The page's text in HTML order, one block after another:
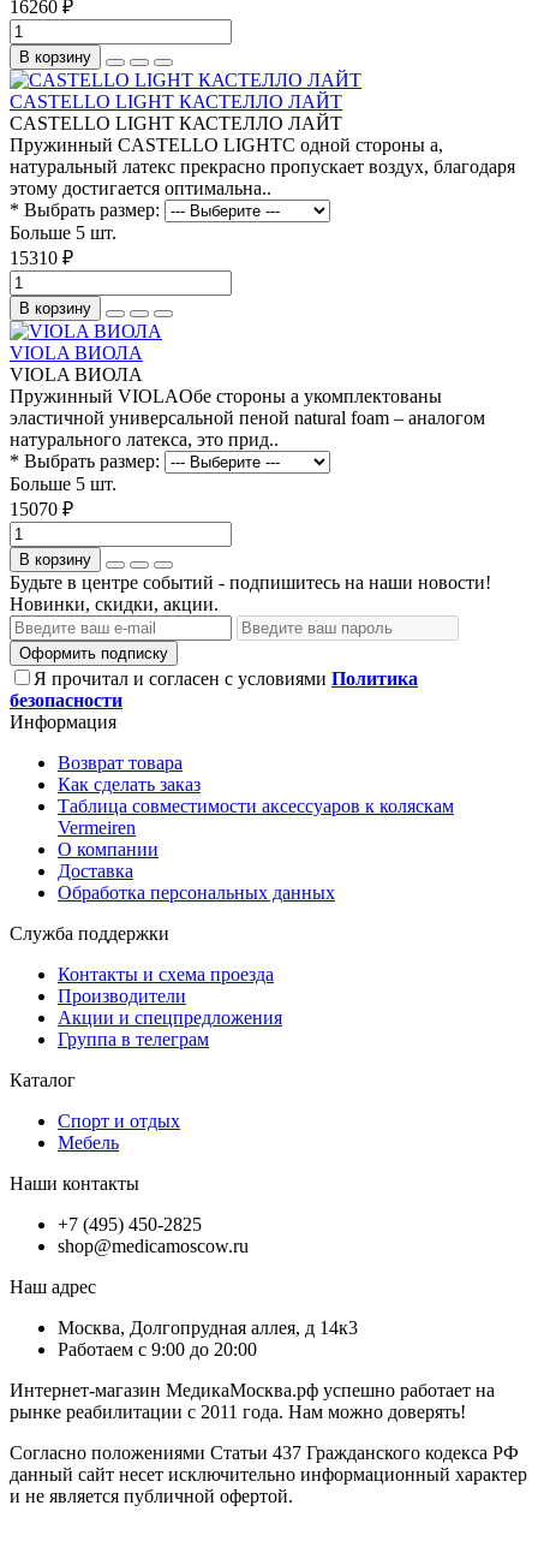
16260 ₽
В корзину
CASTELLO LIGHT КАСТЕЛЛО ЛАЙТ
CASTELLO LIGHT КАСТЕЛЛО ЛАЙТ
Пружинный CASTELLO LIGHTС одной стороны а,
натуральный латекс прекрасно пропускает воздух, благодаря
этому достигается оптимальна..
* Выбрать размер:
Больше 5 шт.
15310 ₽
В корзину
VIOLA ВИОЛА
VIOLA ВИОЛА
Пружинный VIOLAОбе стороны а укомплектованы
эластичной универсальной пеной natural foam – аналогом
натурального латекса, это прид..
* Выбрать размер:
Больше 5 шт.
15070 ₽
В корзину
Будьте в центре событий - подпишитесь на наши новости!
Новинки, скидки, акции.
Оформить подписку
Я прочитал и согласен с условиями Политика
безопасности
Информация
Возврат товара
Как сделать заказ
Таблица совместимости аксессуаров к коляскам
Vermeiren
О компании
Доставка
Обработка персональных данных
Служба поддержки
Контакты и схема проезда
Производители
Акции и спецпредложения
Группа в телеграм
Каталог
Спорт и отдых
Мебель
Наши контакты
+7 (495) 450-2825
shop@medicamoscow.ru
Наш адрес
Москва, Долгопрудная аллея, д 14к3
Работаем с 9:00 до 20:00
Интернет-магазин МедикаМосква.рф успешно работает на
рынке реабилитации с 2011 года. Нам можно доверять!
Согласно положениями Статьи 437 Гражданского кодекса РФ
данный сайт несет исключительно информационный характер
и не является публичной офертой.